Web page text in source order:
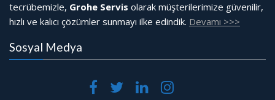
tecrübemizle, Grohe Servis olarak müşterilerimize güvenilir,
hızlı ve kalıcı çözümler sunmayı ilke edindik. Devamı >>>
Sosyal Medya